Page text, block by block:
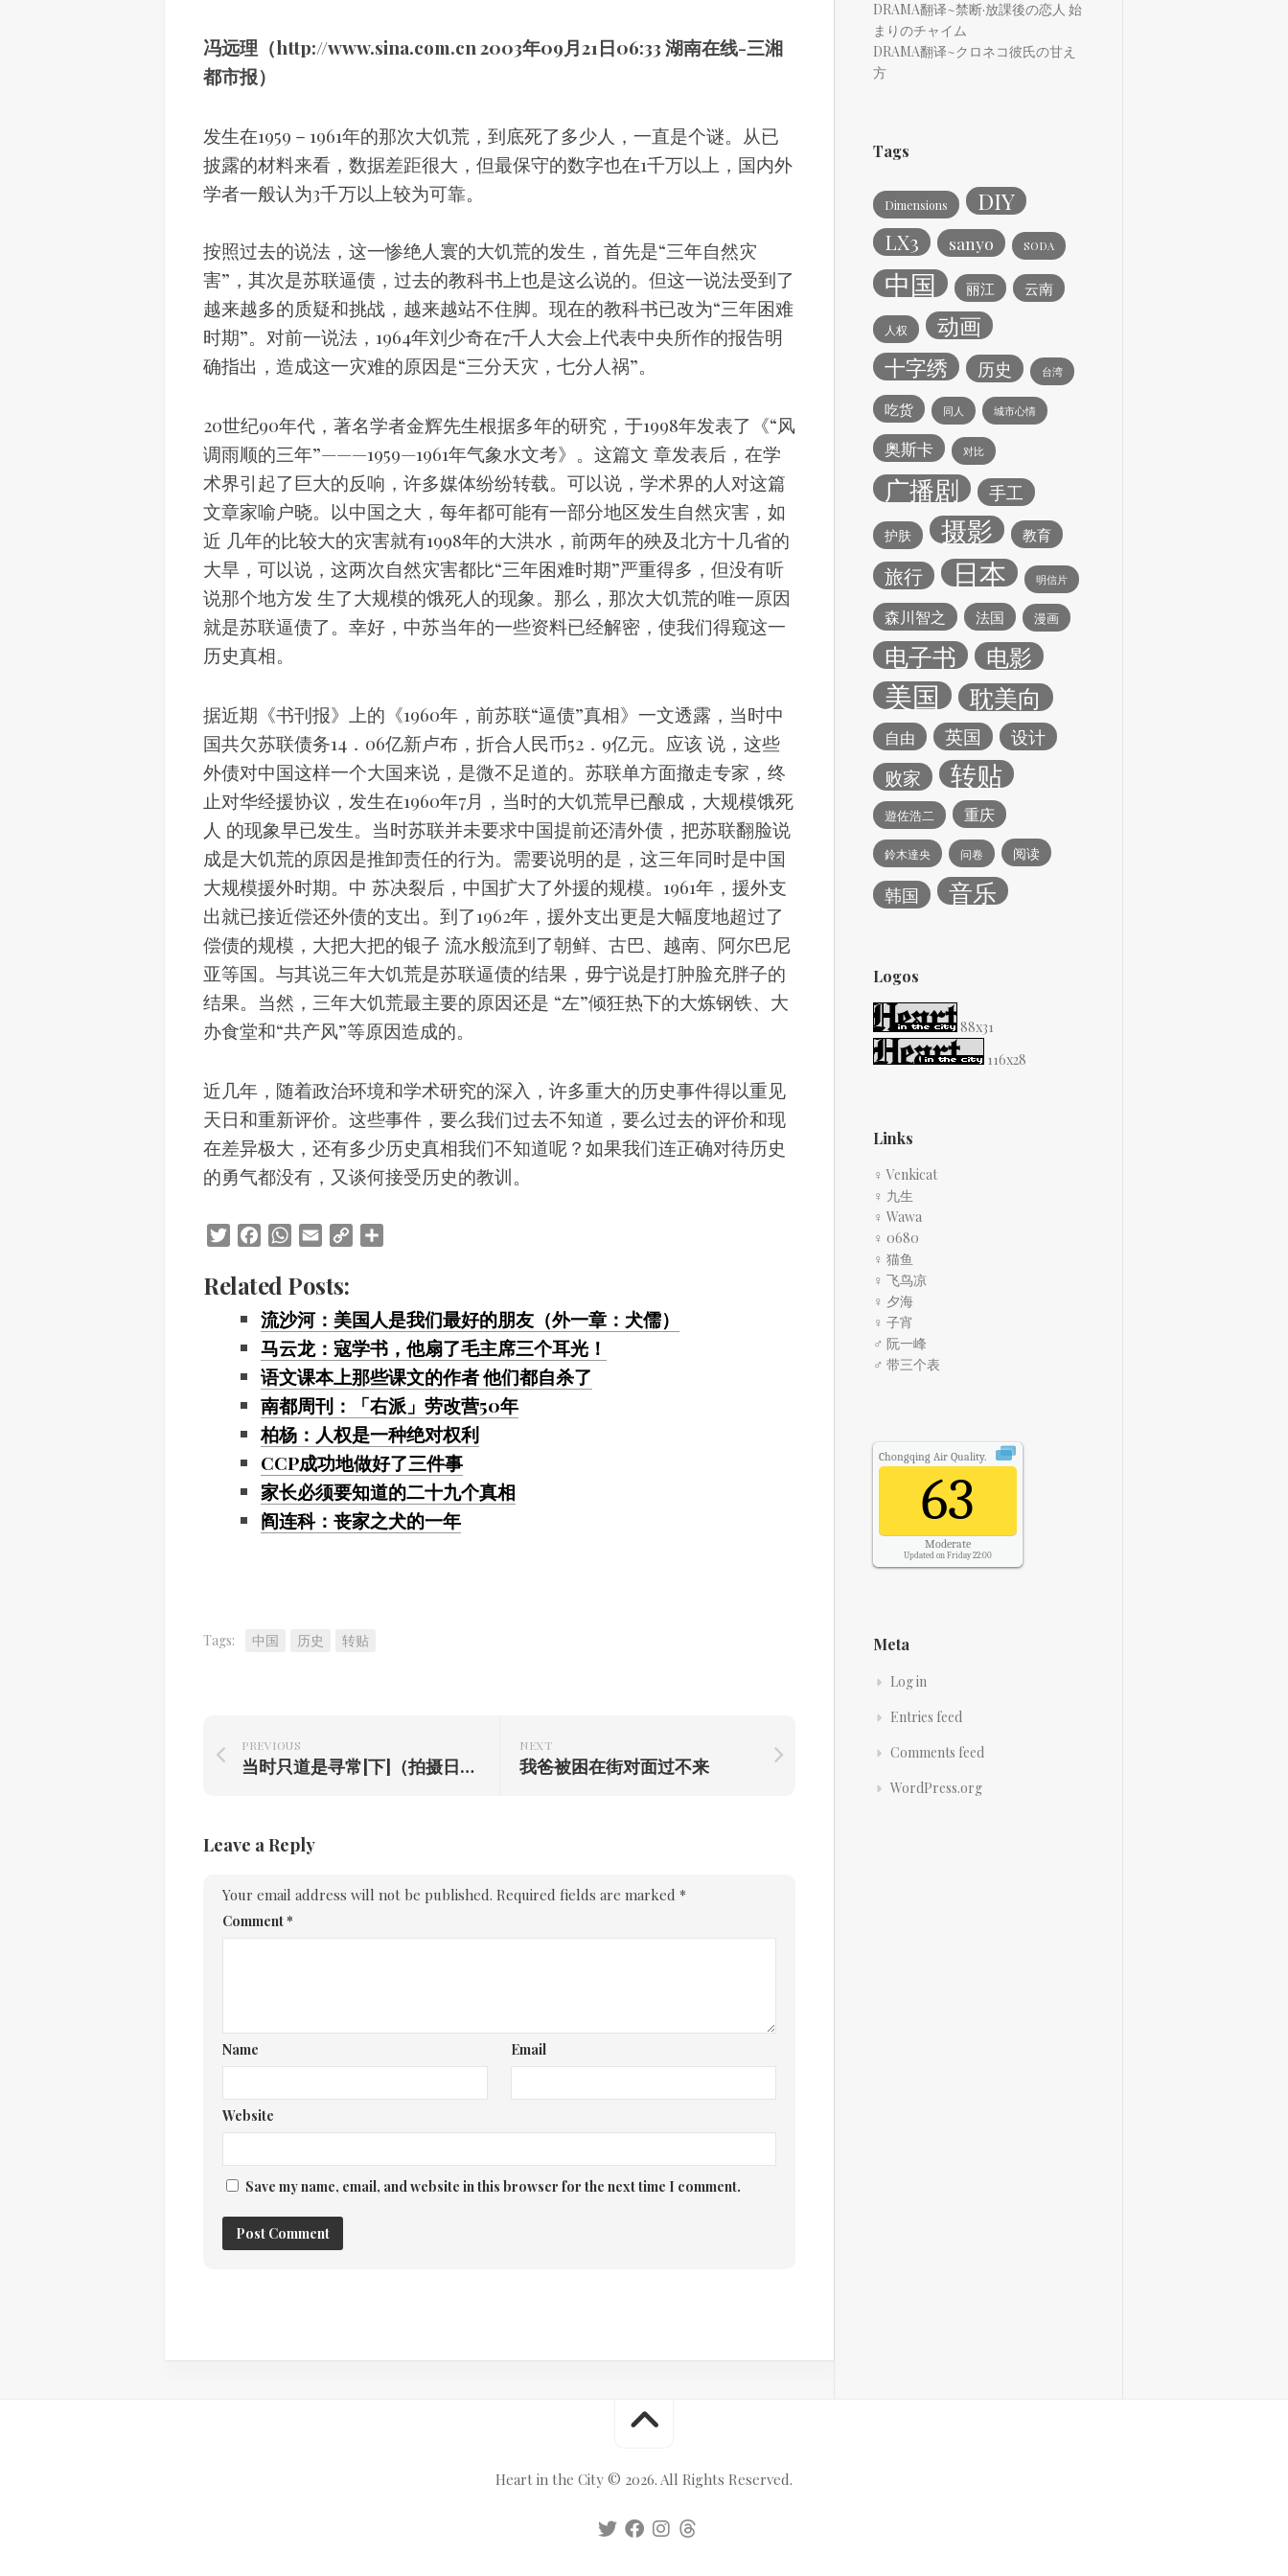
冯远理（http://www.sina.com.cn 2003年09月21日06:33 湖南在线-三湘
都市报）
发生在1959－1961年的那次大饥荒，到底死了多少人，一直是个谜。从已
披露的材料来看，数据差距很大，但最保守的数字也在1千万以上，国内外
学者一般认为3千万以上较为可靠。
按照过去的说法，这一惨绝人寰的大饥荒的发生，首先是“三年自然灾
害”，其次是苏联逼债，过去的教科书上也是这么说的。但这一说法受到了
越来越多的质疑和挑战，越来越站不住脚。现在的教科书已改为“三年困难
时期”。对前一说法，1964年刘少奇在7千人大会上代表中央所作的报告明
确指出，造成这一灾难的原因是“三分天灾，七分人祸”。
20世纪90年代，著名学者金辉先生根据多年的研究，于1998年发表了《“风
调雨顺的三年”———1959—1961年气象水文考》。这篇文 章发表后，在学
术界引起了巨大的反响，许多媒体纷纷转载。可以说，学术界的人对这篇
文章家喻户晓。以中国之大，每年都可能有一部分地区发生自然灾害，如
近 几年的比较大的灾害就有1998年的大洪水，前两年的殃及北方十几省的
大旱，可以说，这两次自然灾害都比“三年困难时期”严重得多，但没有听
说那个地方发 生了大规模的饿死人的现象。那么，那次大饥荒的唯一原因
就是苏联逼债了。幸好，中苏当年的一些资料已经解密，使我们得窥这一
历史真相。
据近期《书刊报》上的《1960年，前苏联“逼债”真相》一文透露，当时中
国共欠苏联债务14．06亿新卢布，折合人民币52．9亿元。应该 说，这些
外债对中国这样一个大国来说，是微不足道的。苏联单方面撤走专家，终
止对华经援协议，发生在1960年7月，当时的大饥荒早已酿成，大规模饿死
人 的现象早已发生。当时苏联并未要求中国提前还清外债，把苏联翻脸说
成是大饥荒的原因是推卸责任的行为。需要说明的是，这三年同时是中国
大规模援外时期。中 苏决裂后，中国扩大了外援的规模。1961年，援外支
出就已接近偿还外债的支出。到了1962年，援外支出更是大幅度地超过了
偿债的规模，大把大把的银子 流水般流到了朝鲜、古巴、越南、阿尔巴尼
亚等国。与其说三年大饥荒是苏联逼债的结果，毋宁说是打肿脸充胖子的
结果。当然，三年大饥荒最主要的原因还是 “左”倾狂热下的大炼钢铁、大
办食堂和“共产风”等原因造成的。
近几年，随着政治环境和学术研究的深入，许多重大的历史事件得以重见
天日和重新评价。这些事件，要么我们过去不知道，要么过去的评价和现
在差异极大，还有多少历史真相我们不知道呢？如果我们连正确对待历史
的勇气都没有，又谈何接受历史的教训。
TwitterFacebookWhatsApp
Email Copy
Related Posts:
流沙河：美国人是我们最好的朋友（外一章：犬儒）
马云龙：寇学书，他扇了毛主席三个耳光！
语文课本上那些课文的作者 他们都自杀了
南都周刊：「右派」劳改营50年
柏杨：人权是一种绝对权利
CCP成功地做好了三件事
家长必须要知道的二十九个真相
阎连科：丧家之犬的一年
Tags: 中国 历史 转贴
NEXT
我爸被困在街对面过不来
PREVIOUS
当时只道是寻常[下]（拍摄日期：2009年6月28日）
Leave a Reply
Your email address will not be published. Required fields are marked *
Comment*
Name Email
Website
Save my name, email, and website in this browser for the next time I comment.
DRAMA翻译~禁断·放課後の恋人 始
まりのチャイム
DRAMA翻译~クロネコ彼氏の甘え
方
Tags
Dimensions DIY
LX3 sanyo SODA
中国 丽江 云南
人权 动画
十字绣 历史 台湾
吃货 同人 城市心情
奥斯卡 对比
广播剧 手工
护肤 摄影 教育
旅行 日本 明信片
森川智之 法国 漫画
电子书 电影
美国 耽美向
自由 英国 设计
败家 转贴
遊佐浩二 重庆
鈴木達央 问卷 阅读
韩国 音乐
Logos
88x31
116x28
Links
♀ Venkicat
♀ 九生
♀ Wawa
♀ 0680
♀ 猫鱼
♀ 飞鸟凉
♀ 夕海
♀ 子宵
♂ 阮一峰
♂ 带三个表
Chongqing Air Quality.
63
Moderate
Updated on Friday 22:00
Meta
Log in
Entries feed
Comments feed
WordPress.org
Heart in the City © 2026. All Rights Reserved.